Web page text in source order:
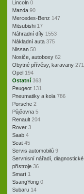
Lincoln 0
Mazda 90
Mercedes-Benz 147
Mitsubishi 17
Náhradní díly 1553
Nákladní auta 375
Nissan 50
Nosiče, autoboxy 62
Obytné přívěsy, karavany 271
Opel 194
Ostatní 363
Peugeot 131
Pneumatiky a kola 786
Porsche 2
Půjčovna 5
Renault 204
Rover 3
Saab 4
Seat 45
Servis automobilů 9
Servnisní nářadí, diagnostické
přístroje 36
Smart 1
SsangYong 0
Subaru 14